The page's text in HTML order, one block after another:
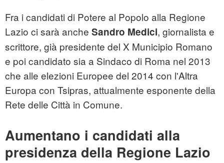
Fra i candidati di Potere al Popolo alla Regione
Lazio ci sarà anche Sandro Medici, giornalista e
scrittore, già presidente del X Municipio Romano
e poi candidato sia a Sindaco di Roma nel 2013
che alle elezioni Europee del 2014 con l'Altra
Europa con Tsipras, attualmente esponente della
Rete delle Città in Comune.
Aumentano i candidati alla
presidenza della Regione Lazio